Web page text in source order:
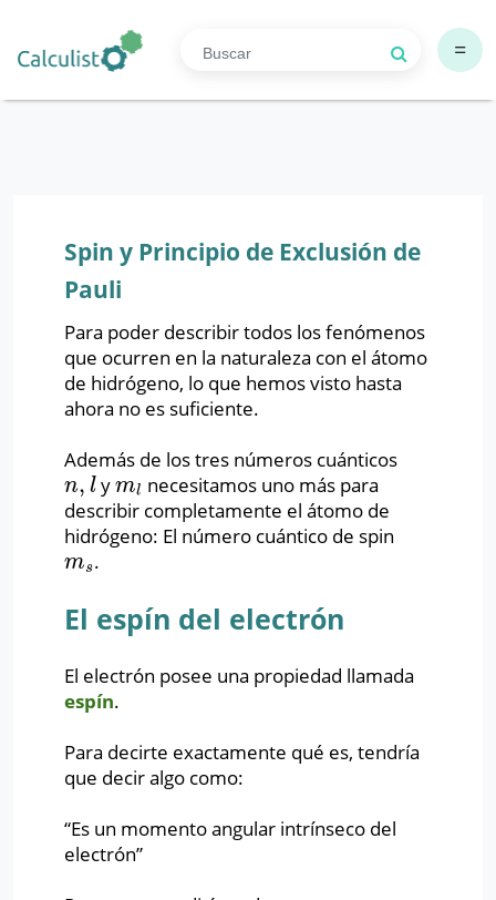
=
Spin y Principio de Exclusión de
Pauli
Para poder describir todos los fenómenos
que ocurren en la naturaleza con el átomo
de hidrógeno, lo que hemos visto hasta
ahora no es suficiente.
Además de los tres números cuánticos
n, l
n,l yml
ml necesitamos uno más para
describir completamente el átomo de
hidrógeno: El número cuántico de spin
ms
ms.
El espín del electrón
El electrón posee una propiedad llamada
espín.
Para decirte exactamente qué es, tendría
que decir algo como:
“Es un momento angular intrínseco del
electrón”